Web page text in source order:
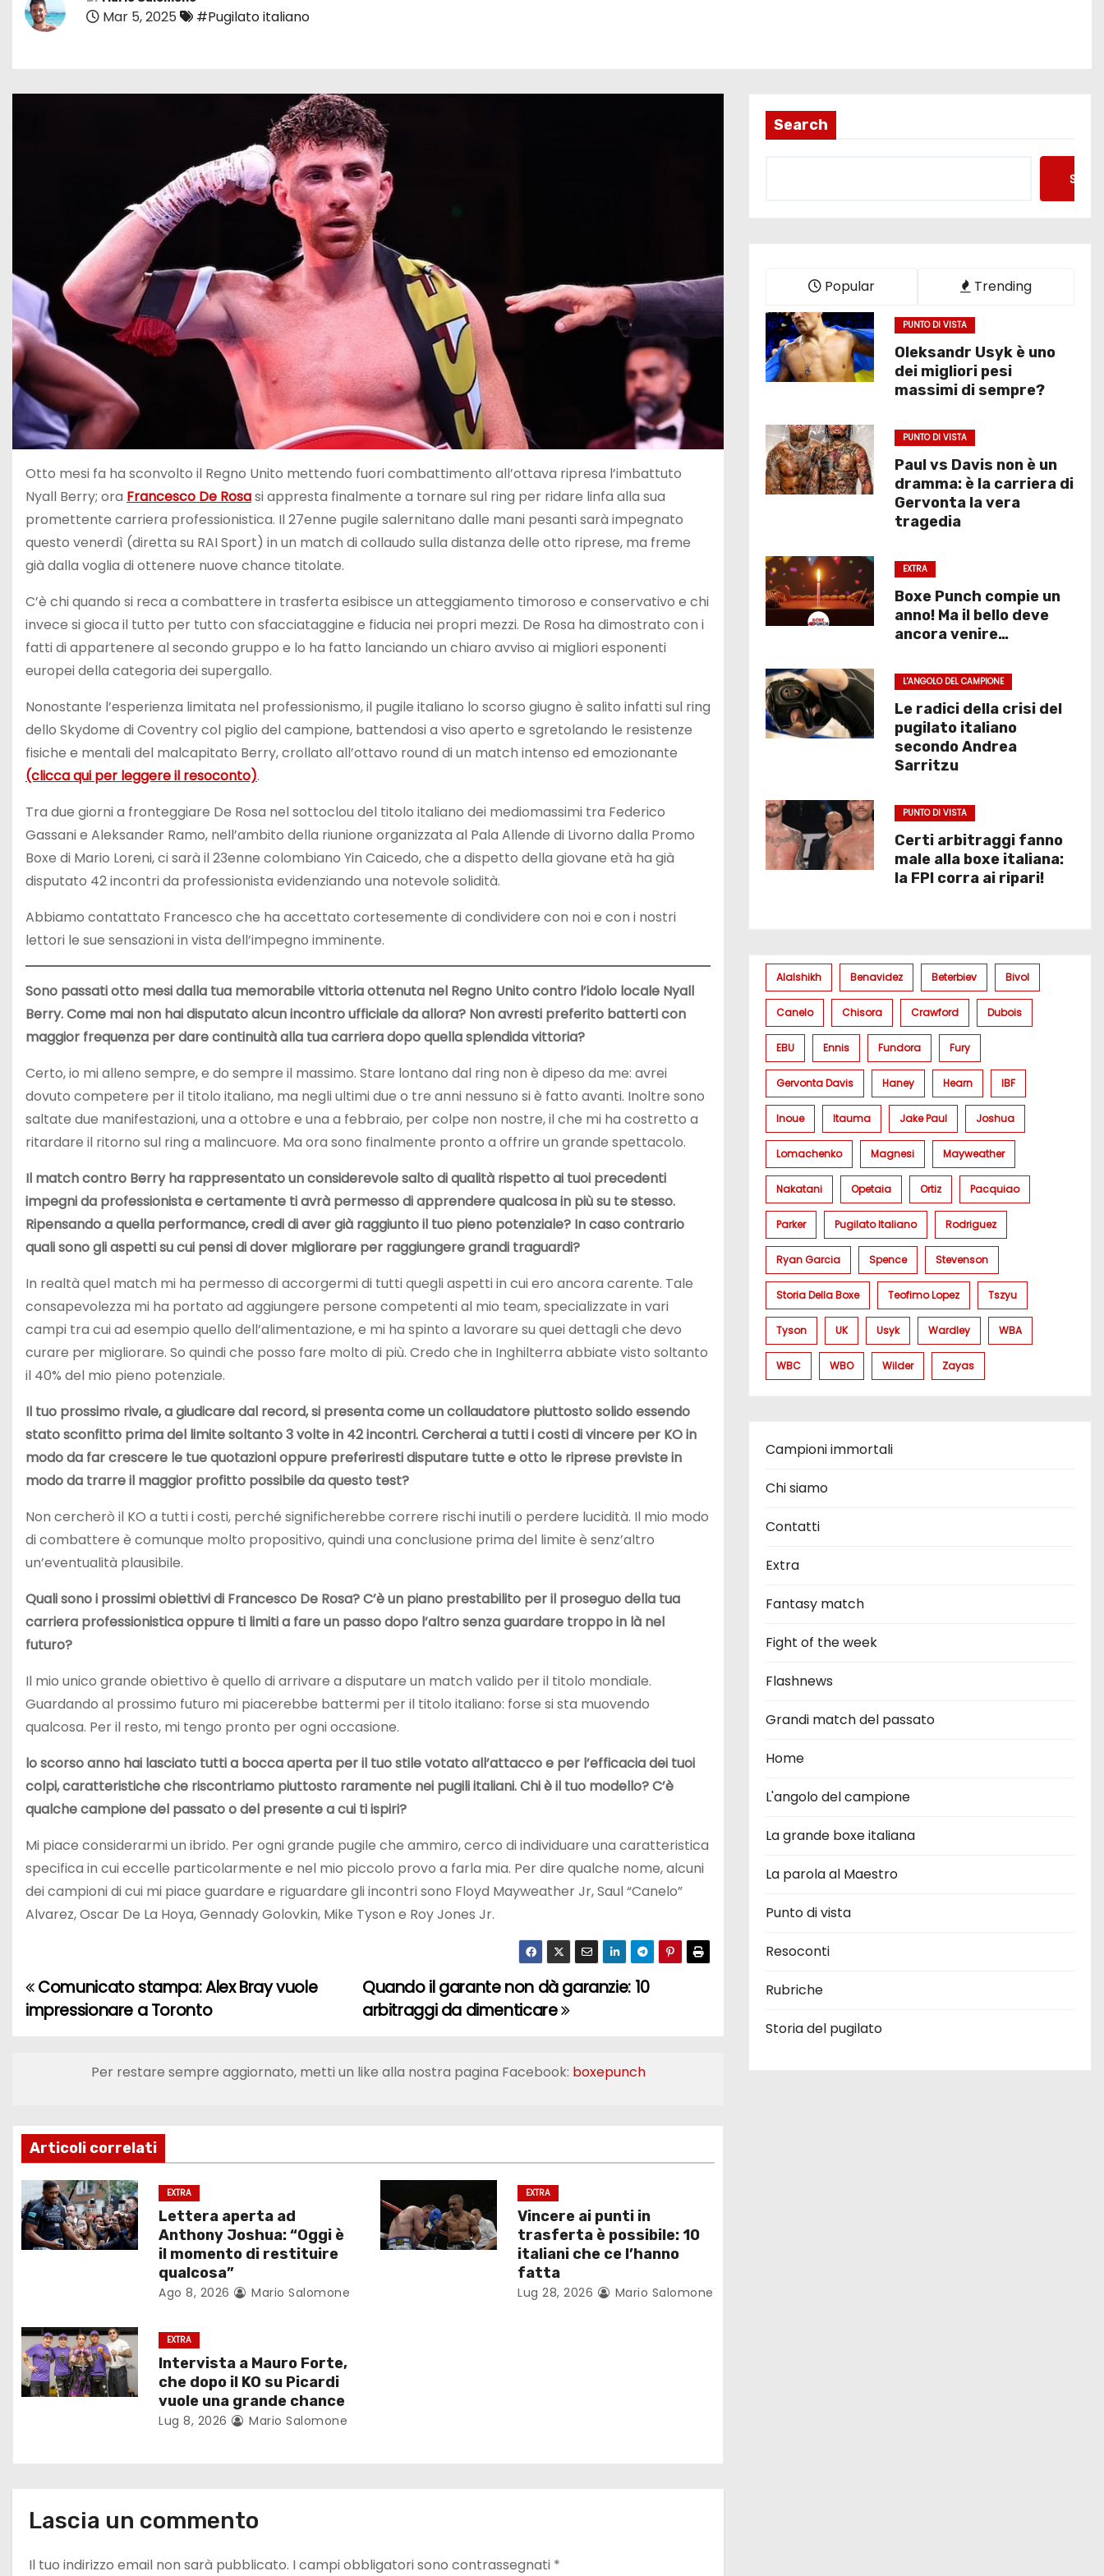
Mar 5, 2025 #Pugilato italiano
Otto mesi fa ha sconvolto il Regno Unito mettendo fuori combattimento all’ottava ripresa l’imbattuto
Nyall Berry; ora Francesco De Rosasi appresta finalmente a tornare sul ring per ridare linfa alla sua
promettente carriera professionistica. Il 27enne pugile salernitano dalle mani pesanti sarà impegnato
questo venerdì (diretta su RAI Sport) in un match di collaudo sulla distanza delle otto riprese, ma freme
già dalla voglia di ottenere nuove chance titolate.
C’è chi quando si reca a combattere in trasferta esibisce un atteggiamento timoroso e conservativo e chi
invece si gioca il tutto per tutto con sfacciataggine e fiducia nei propri mezzi. De Rosa ha dimostrato con i
fatti di appartenere al secondo gruppo e lo ha fatto lanciando un chiaro avviso ai migliori esponenti
europei della categoria dei supergallo.
Nonostante l’esperienza limitata nel professionismo, il pugile italiano lo scorso giugno è salito infatti sul ring
dello Skydome di Coventry col piglio del campione, battendosi a viso aperto e sgretolando le resistenze
fisiche e mentali del malcapitato Berry, crollato all’ottavo round di un match intenso ed emozionante
(clicca qui per leggere il resoconto).
Tra due giorni a fronteggiare De Rosa nel sottoclou del titolo italiano dei mediomassimi tra Federico
Gassani e Aleksander Ramo, nell’ambito della riunione organizzata al Pala Allende di Livorno dalla Promo
Boxe di Mario Loreni, ci sarà il 23enne colombiano Yin Caicedo, che a dispetto della giovane età ha già
disputato 42 incontri da professionista evidenziando una notevole solidità.
Abbiamo contattato Francesco che ha accettato cortesemente di condividere con noi e con i nostri
lettori le sue sensazioni in vista dell’impegno imminente.
Sono passati otto mesi dalla tua memorabile vittoria ottenuta nel Regno Unito contro l’idolo locale Nyall
Berry. Come mai non hai disputato alcun incontro ufficiale da allora? Non avresti preferito batterti con
maggior frequenza per dare continuità alla tua carriera dopo quella splendida vittoria?
Certo, io mi alleno sempre, e do sempre il massimo. Stare lontano dal ring non è dipeso da me: avrei
dovuto competere per il titolo italiano, ma negli ultimi due o tre anni nessuno si è fatto avanti. Inoltre sono
saltate due manifestazioni, una a ottobre e una a febbraio, per colpe non nostre, il che mi ha costretto a
ritardare il ritorno sul ring a malincuore. Ma ora sono finalmente pronto a offrire un grande spettacolo.
Il match contro Berry ha rappresentato un considerevole salto di qualità rispetto ai tuoi precedenti
impegni da professionista e certamente ti avrà permesso di apprendere qualcosa in più su te stesso.
Ripensando a quella performance, credi di aver già raggiunto il tuo pieno potenziale? In caso contrario
quali sono gli aspetti su cui pensi di dover migliorare per raggiungere grandi traguardi?
In realtà quel match mi ha permesso di accorgermi di tutti quegli aspetti in cui ero ancora carente. Tale
consapevolezza mi ha portato ad aggiungere persone competenti al mio team, specializzate in vari
campi tra cui ad esempio quello dell’alimentazione, e mi ha spinto a lavorare su quei dettagli che devo
curare per migliorare. So quindi che posso fare molto di più. Credo che in Inghilterra abbiate visto soltanto
il 40% del mio pieno potenziale.
Il tuo prossimo rivale, a giudicare dal record, si presenta come un collaudatore piuttosto solido essendo
stato sconfitto prima del limite soltanto 3 volte in 42 incontri. Cercherai a tutti i costi di vincere per KO in
modo da far crescere le tue quotazioni oppure preferiresti disputare tutte e otto le riprese previste in
modo da trarre il maggior profitto possibile da questo test?
Non cercherò il KO a tutti i costi, perché significherebbe correre rischi inutili o perdere lucidità. Il mio modo
di combattere è comunque molto propositivo, quindi una conclusione prima del limite è senz’altro
un’eventualità plausibile.
Quali sono i prossimi obiettivi di Francesco De Rosa? C’è un piano prestabilito per il proseguo della tua
carriera professionistica oppure ti limiti a fare un passo dopo l’altro senza guardare troppo in là nel
futuro?
Il mio unico grande obiettivo è quello di arrivare a disputare un match valido per il titolo mondiale.
Guardando al prossimo futuro mi piacerebbe battermi per il titolo italiano: forse si sta muovendo
qualcosa. Per il resto, mi tengo pronto per ogni occasione.
lo scorso anno hai lasciato tutti a bocca aperta per il tuo stile votato all’attacco e per l’efficacia dei tuoi
colpi, caratteristiche che riscontriamo piuttosto raramente nei pugili italiani. Chi è il tuo modello? C’è
qualche campione del passato o del presente a cui ti ispiri?
Mi piace considerarmi un ibrido. Per ogni grande pugile che ammiro, cerco di individuare una caratteristica
specifica in cui eccelle particolarmente e nel mio piccolo provo a farla mia. Per dire qualche nome, alcuni
dei campioni di cui mi piace guardare e riguardare gli incontri sono Floyd Mayweather Jr, Saul “Canelo”
Alvarez, Oscar De La Hoya, Gennady Golovkin, Mike Tyson e Roy Jones Jr.
N
g
a
z
i
e
a
r
c
Quando il garante non dà garanzie: 10
arbitraggi da dimenticare
Comunicato stampa: Alex Bray vuole
impressionare a Toronto
Per restare sempre aggiornato, metti un like alla nostra pagina Facebook: boxepunch
Articoli correlati
EXTRA
Lettera aperta ad
Anthony Joshua: “Oggi è
il momento di restituire
qualcosa”
Ago 8, 2026 Mario Salomone
EXTRA
Vincere ai punti in
trasferta è possibile: 10
italiani che ce l’hanno
fatta
Lug 28, 2026 Mario Salomone
EXTRA
Intervista a Mauro Forte,
che dopo il KO su Picardi
vuole una grande chance
Lug 8, 2026 Mario Salomone
Lascia un commento
Il tuo indirizzo email non sarà pubblicato. I campi obbligatori sono contrassegnati *
Search
Popular Trending
PUNTO DI VISTA
Oleksandr Usyk è uno
dei migliori pesi
massimi di sempre?
PUNTO DI VISTA
Paul vs Davis non è un
dramma: è la carriera di
Gervonta la vera
tragedia
EXTRA
Boxe Punch compie un
anno! Ma il bello deve
ancora venire…
L'ANGOLO DEL CAMPIONE
Le radici della crisi del
pugilato italiano
secondo Andrea
Sarritzu
PUNTO DI VISTA
Certi arbitraggi fanno
male alla boxe italiana:
la FPI corra ai ripari!
Alalshikh Benavidez Beterbiev Bivol
Canelo Chisora Crawford Dubois
EBU Ennis Fundora Fury
Gervonta Davis Haney Hearn IBF
Inoue Itauma Jake Paul Joshua
Lomachenko Magnesi Mayweather
Nakatani Opetaia Ortiz Pacquiao
Parker Pugilato Italiano Rodriguez
Ryan Garcia Spence Stevenson
Storia Della Boxe Teofimo Lopez Tszyu
Tyson UK Usyk Wardley WBA
WBC WBO Wilder Zayas
Campioni immortali
Chi siamo
Contatti
Extra
Fantasy match
Fight of the week
Flashnews
Grandi match del passato
Home
L'angolo del campione
La grande boxe italiana
La parola al Maestro
Punto di vista
Resoconti
Rubriche
Storia del pugilato